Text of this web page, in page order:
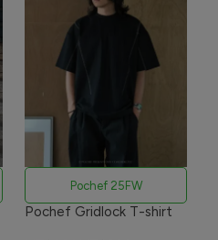
Pochef 25FW
Pochef Gridlock T-shirt